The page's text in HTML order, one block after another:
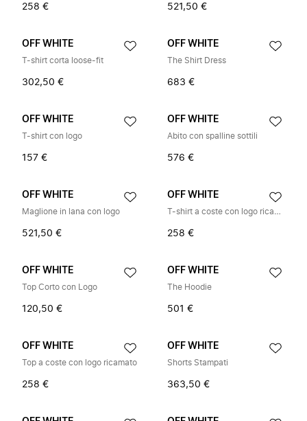
258 € 521,50 €
OFF WHITE
T-shirt corta loose-fit
302,50 €
OFF WHITE
The Shirt Dress
683 €
OFF WHITE
T-shirt con logo
157 €
OFF WHITE
Abito con spalline sottili
576 €
OFF WHITE
Maglione in lana con logo
521,50 €
OFF WHITE
T-shirt a coste con logo ricamato
258 €
OFF WHITE
Top Corto con Logo
120,50 €
OFF WHITE
The Hoodie
501 €
OFF WHITE
Top a coste con logo ricamato
258 €
OFF WHITE
Shorts Stampati
363,50 €